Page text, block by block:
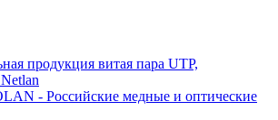
продукция витая пара UTP,
- Российские медные и оптические